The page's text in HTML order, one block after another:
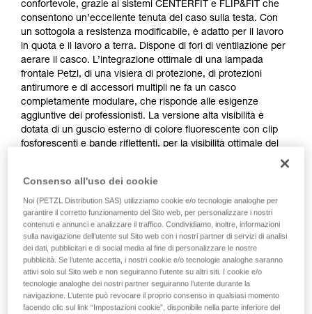
confortevole, grazie ai sistemi CENTERFIT e FLIP&FIT che
consentono un’eccellente tenuta del caso sulla testa. Con
un sottogola a resistenza modificabile, è adatto per il lavoro
in quota e il lavoro a terra. Dispone di fori di ventilazione per
aerare il casco. L’integrazione ottimale di una lampada
frontale Petzl, di una visiera di protezione, di protezioni
antirumore e di accessori multipli ne fa un casco
completamente modulare, che risponde alle esigenze
aggiuntive dei professionisti. La versione alta visibilità è
dotata di un guscio esterno di colore fluorescente con clip
fosforescenti e bande riflettenti, per la visibilità ottimale del
STRATO
Consenso all'uso dei cookie
Noi (PETZL Distribution SAS) utilizziamo cookie e/o tecnologie analoghe per
garantire il corretto funzionamento del Sito web, per personalizzare i nostri
contenuti e annunci e analizzare il traffico. Condividiamo, inoltre, informazioni
sulla navigazione dell’utente sul Sito web con i nostri partner di servizi di analisi
dei dati, pubblicitari e di social media al fine di personalizzare le nostre
pubblicità. Se l’utente accetta, i nostri cookie e/o tecnologie analoghe saranno
attivi solo sul Sito web e non seguiranno l’utente su altri siti. I cookie e/o
tecnologie analoghe dei nostri partner seguiranno l’utente durante la
navigazione. L’utente può revocare il proprio consenso in qualsiasi momento
facendo clic sul link “Impostazioni cookie”, disponibile nella parte inferiore del